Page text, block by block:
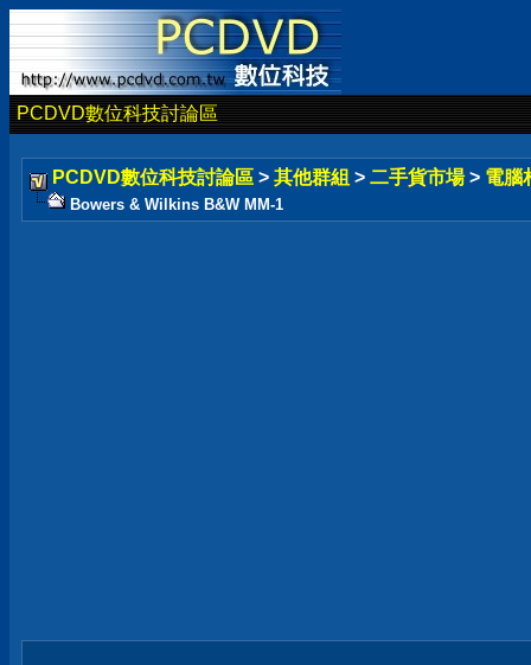
PCDVD數位科技討論區
PCDVD數位科技討論區 > 其他群組 > 二手貨市場 > 電腦
Bowers & Wilkins B&W MM-1